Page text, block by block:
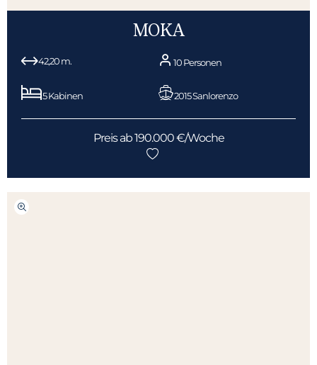
MOKA
42,20 m. 10 Personen
5 Kabinen 2015 Sanlorenzo
Preis ab 190.000 €/Woche